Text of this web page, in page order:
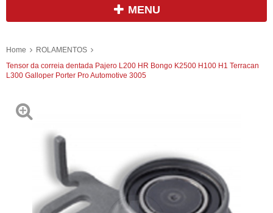
MENU
Home
ROLAMENTOS
Tensor da correia dentada Pajero L200 HR Bongo K2500 H100 H1 Terracan
L300 Galloper Porter Pro Automotive 3005